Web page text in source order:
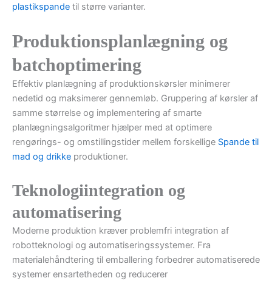
plastikspande til større varianter.
Produktionsplanlægning og
batchoptimering
Effektiv planlægning af produktionskørsler minimerer
nedetid og maksimerer gennemløb. Gruppering af kørsler af
samme størrelse og implementering af smarte
planlægningsalgoritmer hjælper med at optimere
rengørings- og omstillingstider mellem forskellige Spande til
mad og drikke produktioner.
Teknologiintegration og
automatisering
Moderne produktion kræver problemfri integration af
robotteknologi og automatiseringssystemer. Fra
materialehåndtering til emballering forbedrer automatiserede
systemer ensartetheden og reducerer